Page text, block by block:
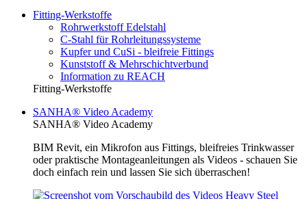
Fitting-Werkstoffe
Rohrwerkstoff Edelstahl
C-Stahl für Rohrleitungssysteme
Kupfer und CuSi - bleifreie Fittings
Kunststoff & Mehrschichtverbund
Information zu REACH
Fitting-Werkstoffe
SANHA® Video Academy
SANHA® Video Academy
BIM Revit, ein Mikrofon aus Fittings, bleifreies Trinkwasser
oder praktische Montageanleitungen als Videos - schauen Sie
doch einfach rein und lassen Sie sich überraschen!